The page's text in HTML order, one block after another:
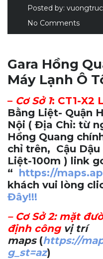
Posted by: vuongtruc
No Comments
Gara Hồng
Máy Lạnh Ô
– Cơ Sở 1: CT1-X2
Bằng Liệt- Quận
Nội ( Địa Chỉ: từ
Hồng Quang
chỉ trên, Cậu
Liệt-100m ) link
“ https://
khách vui lòng
Đây!!!
– Cơ Sở 2: mặt
định côngvị trí
maps(https://
g_st=az)